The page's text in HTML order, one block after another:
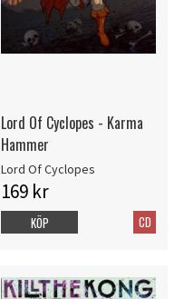
Lord Of Cyclopes - Karma
Hammer
Lord Of Cyclopes
169 kr
CD
KÖP